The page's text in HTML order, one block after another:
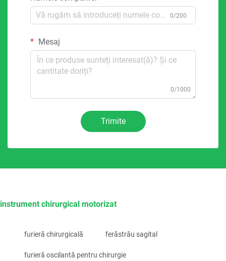
0/200
Mesaj
0/1000
Trimite
instrument chirurgical motorizat
furieră chirurgicală ferăstrău sagital
furieră oscilantă pentru chirurgie